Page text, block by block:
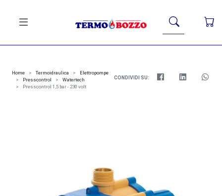
Home Termoidraulica
Elettropompe
Presscontrol
Watertech
Presscontrol 1,5 bar - 230 volt
CONDIVIDI SU: